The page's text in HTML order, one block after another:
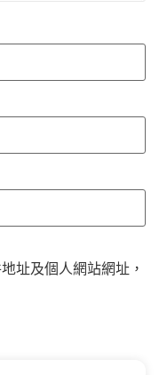
址及個人網站網址，